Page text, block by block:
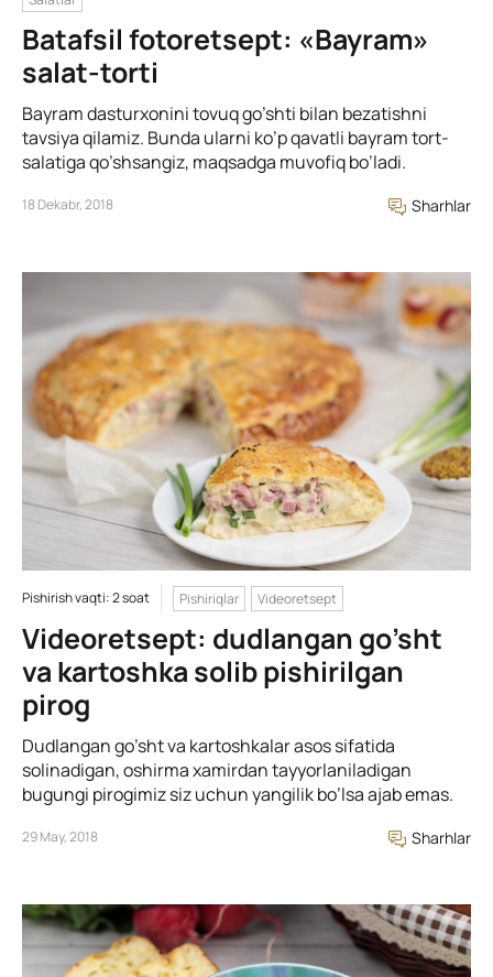
Batafsil fotoretsept: «Bayram»
salat-torti
Bayram dasturxonini tovuq go’shti bilan bezatishni
tavsiya qilamiz. Bunda ularni ko’p qavatli bayram tort-
salatiga qo’shsangiz, maqsadga muvofiq bo’ladi.
18 Dekabr, 2018 Sharhlar
Pishirish vaqti: 2 soat Pishiriqlar Videoretsept
Videoretsept: dudlangan go’sht
va kartoshka solib pishirilgan
pirog
Dudlangan go’sht va kartoshkalar asos sifatida
solinadigan, oshirma xamirdan tayyorlaniladigan
bugungi pirogimiz siz uchun yangilik bo’lsa ajab emas.
29 May, 2018 Sharhlar